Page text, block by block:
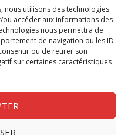
nous utilisons des technologies
accéder aux informations des
nous permettra de
de navigation ou les ID
ou de retirer son
sur certaines caractéristiques
Suivre